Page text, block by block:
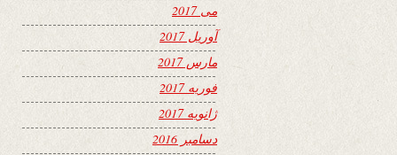
می 2017
آوریل 2017
مارس 2017
فوریه 2017
ژانویه 2017
دسامبر 2016